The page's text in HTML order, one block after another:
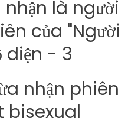
nhận phiên
bisexual